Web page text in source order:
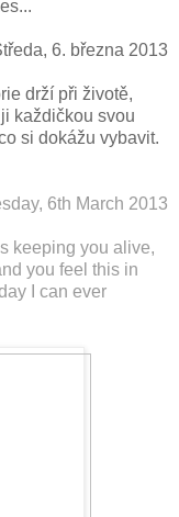
6. března 2013
drží při životě,
každičkou svou
si dokážu vybavit.
6th March 2013
keeping you alive,
you feel this in
I can ever